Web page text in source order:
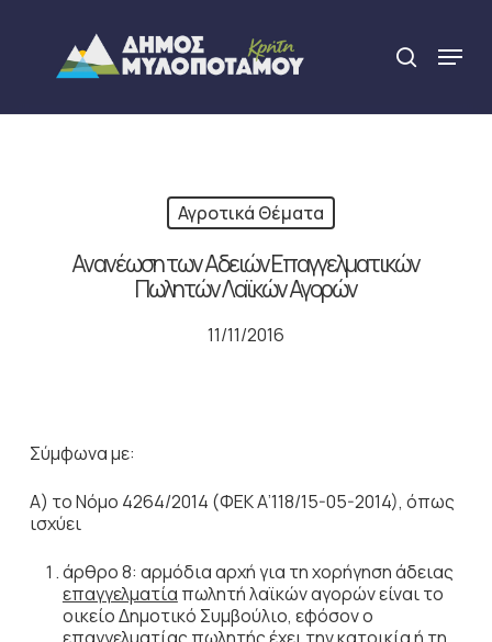
content
search
Menu
Αγροτικά Θέματα
Ανανέωση των Αδειών Επαγγελματικών
Πωλητών Λαϊκών Αγορών
11/11/2016
Σύμφωνα με:
Α) το Νόμο 4264/2014 (ΦΕΚ Α’118/15-05-2014), όπως
ισχύει
άρθρο 8: αρμόδια αρχή για τη χορήγηση άδειας
επαγγελματία πωλητή λαϊκών αγορών είναι το
οικείο Δημοτικό Συμβούλιο, εφόσον ο
Close